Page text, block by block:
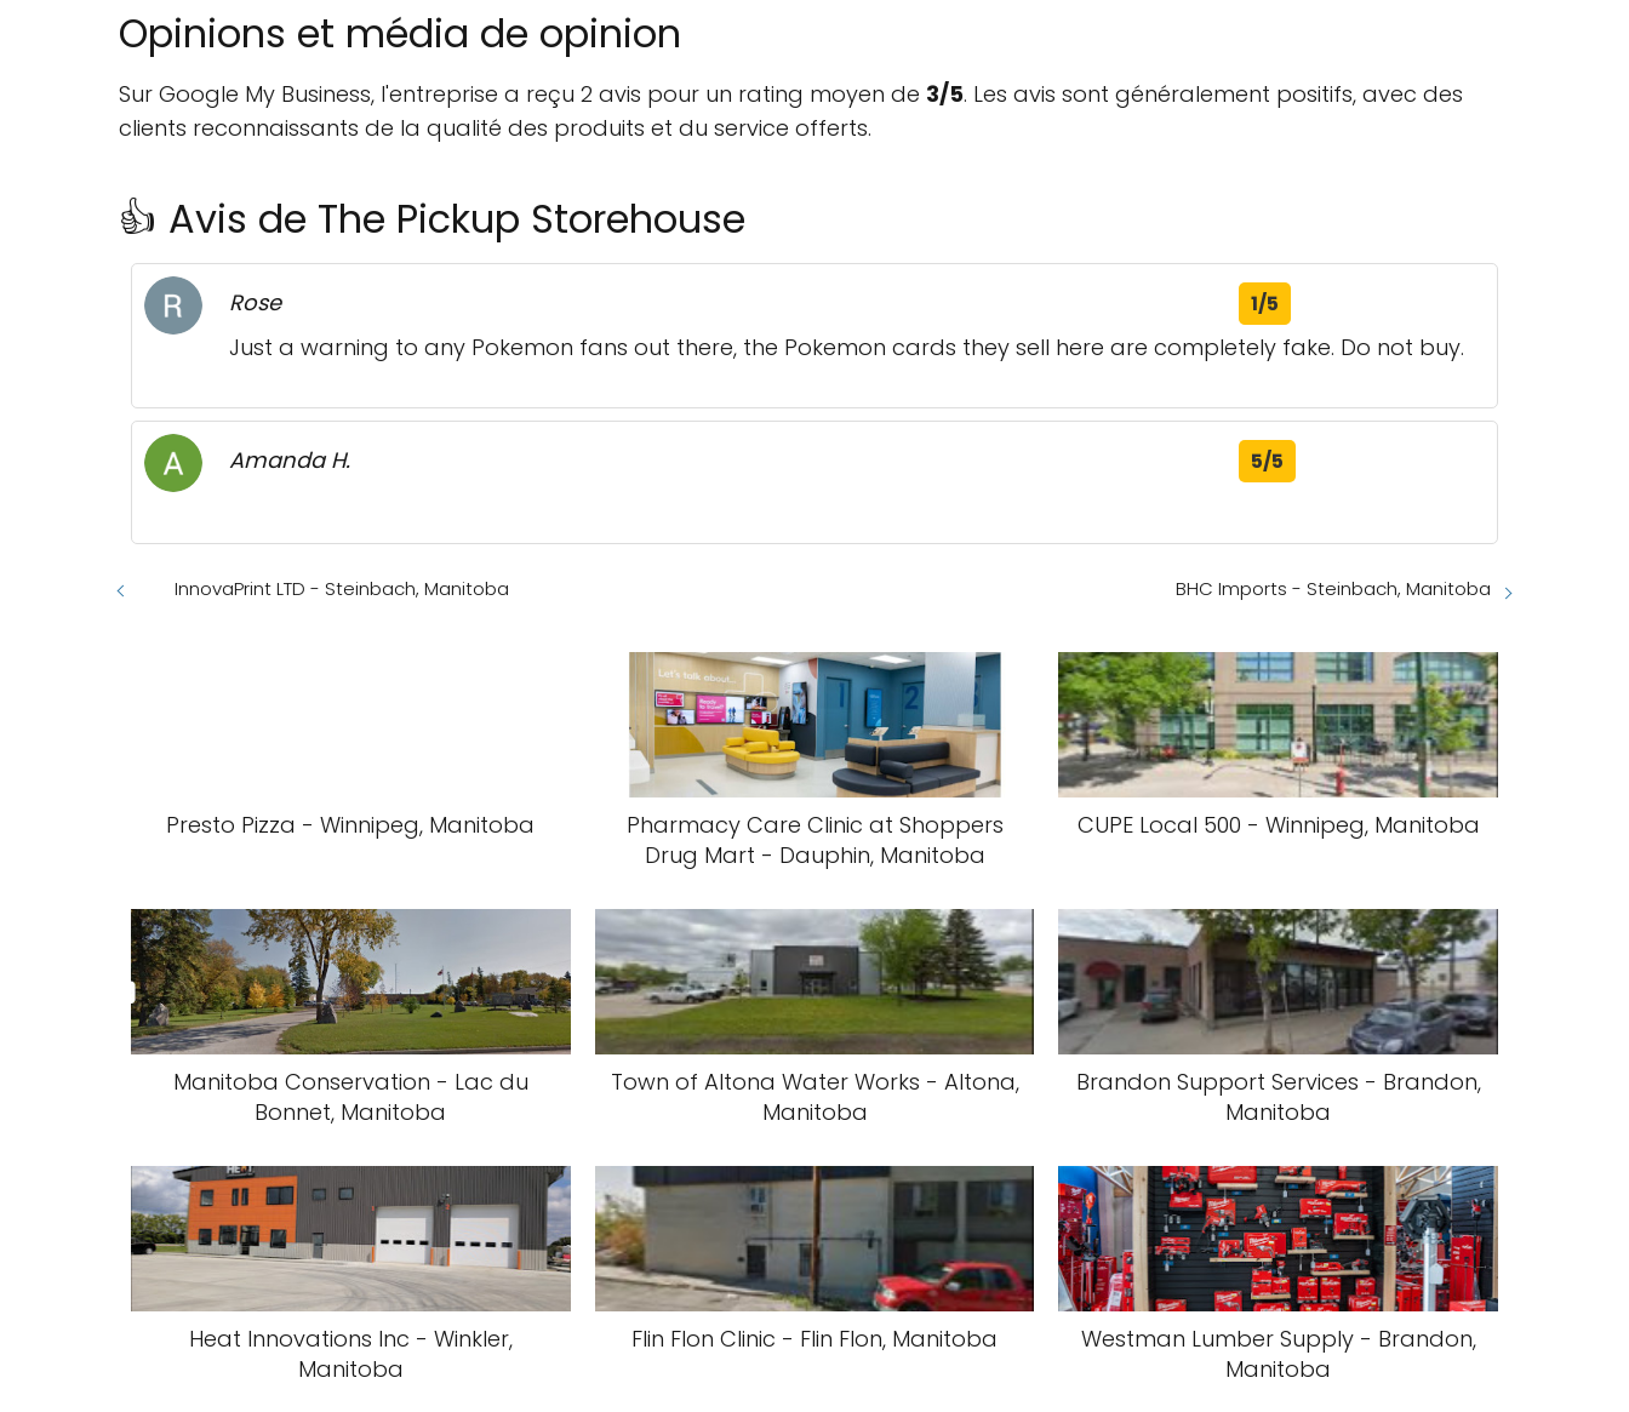
Opinions et média de opinion
Sur Google My Business, l'entreprise a reçu 2 avis pour un rating moyen de 3/5. Les avis sont généralement positifs, avec des
clients reconnaissants de la qualité des produits et du service offerts.
👍 Avis de The Pickup Storehouse
Rose 1/5
Just a warning to any Pokemon fans out there, the Pokemon cards they sell here are completely fake. Do not buy.
Amanda H. 5/5
InnovaPrint LTD - Steinbach, Manitoba BHC Imports - Steinbach, Manitoba
Presto Pizza - Winnipeg, Manitoba
Pharmacy Care Clinic at Shoppers
Drug Mart - Dauphin, Manitoba
CUPE Local 500 - Winnipeg, Manitoba
Manitoba Conservation - Lac du
Bonnet, Manitoba
Town of Altona Water Works - Altona,
Manitoba
Brandon Support Services - Brandon,
Manitoba
Heat Innovations Inc - Winkler,
Manitoba
Flin Flon Clinic - Flin Flon, Manitoba
Westman Lumber Supply - Brandon,
Manitoba